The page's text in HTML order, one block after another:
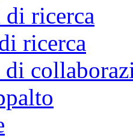
ricerca
ricerca